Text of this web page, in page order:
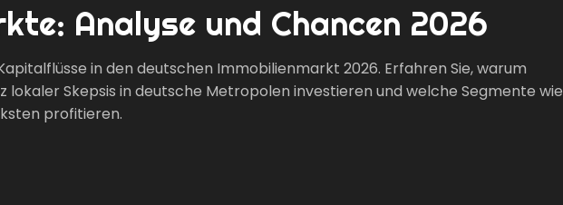
Analyse und Chancen 2026
in den deutschen Immobilienmarkt 2026. Erfahren Sie, warum
Skepsis in deutsche Metropolen investieren und welche Segmente wie
profitieren.